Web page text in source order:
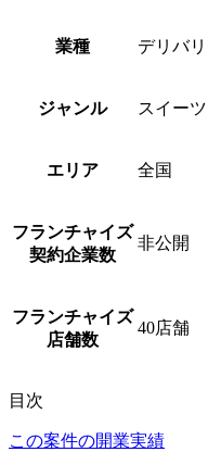
業種 デリバ
ジャンル スイー
エリア 全国
フランチャイズ
契約企業数
非公開
フランチャイズ
店舗数
40店舗
目次
この案件の開業実績